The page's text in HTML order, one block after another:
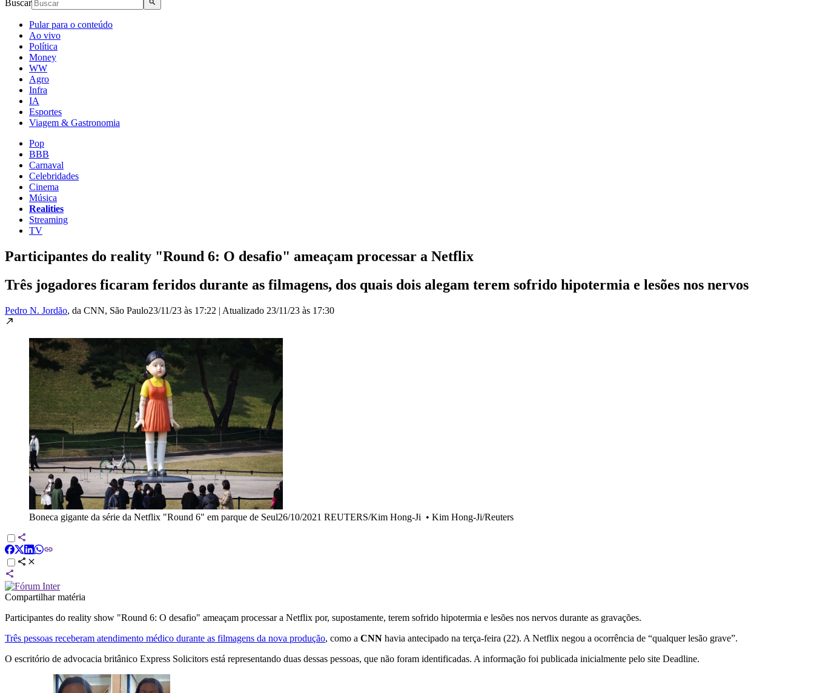
Buscar
Pular para o conteúdo
Ao vivo
Política
Money
WW
Agro
Infra
IA
Esportes
Viagem & Gastronomia
Pop
BBB
Carnaval
Celebridades
Cinema
Música
Realities
Streaming
TV
Participantes do reality "Round 6: O desafio" ameaçam processar a Netflix
Três jogadores ficaram feridos durante as filmagens, dos quais dois alegam terem sofrido hipotermia e lesões nos nervos
Pedro N. Jordão, da CNN, São Paulo23/11/23 às 17:22 | Atualizado 23/11/23 às 17:30
Boneca gigante da série da Netflix "Round 6" em parque de Seul26/10/2021 REUTERS/Kim Hong-Ji • Kim Hong-Ji/Reuters
Compartilhar matéria
Participantes do reality show "Round 6: O desafio" ameaçam processar a Netflix por, supostamente, terem sofrido hipotermia e lesões nos nervos durante as gravações.
Três pessoas receberam atendimento médico durante as filmagens da nova produção, como a CNN havia antecipado na terça-feira (22). A Netflix negou a ocorrência de “qualquer lesão grave”.
O escritório de advocacia britânico Express Solicitors está representando duas dessas pessoas, que não foram identificadas. A informação foi publicada inicialmente pelo site Deadline.